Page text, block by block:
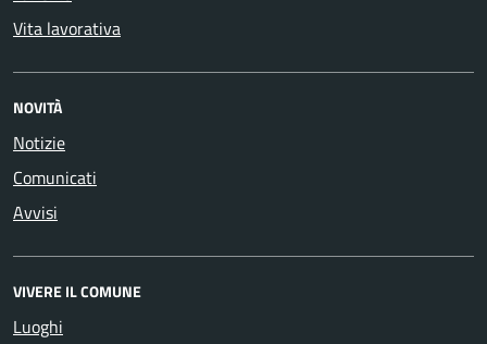
Vita lavorativa
NOVITÀ
Notizie
Comunicati
Avvisi
VIVERE IL COMUNE
Luoghi